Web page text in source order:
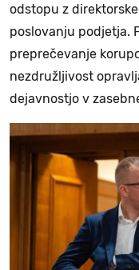
odstopu z
poslovanju podjetja.
preprečevanje
nezdružljivost
dejavnostjo v